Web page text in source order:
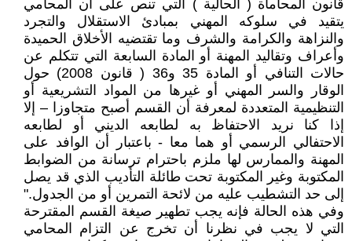
قانون المحاماة ( الحالية ) التي تنص على أن المحامي
يتقيد في سلوكه المهني بمبادئ الاستقلال والتجرد
والنزاهة والكرامة والشرف وما تقتضيه الأخلاق الحميدة
وأعراف وتقاليد المهنة أو المادة السابعة التي تتكلم عن
حالات التنافي أو المادة 35 و36 ( قانون 2008) حول
الوقار والسر المهني أو غيرها من المواد التشريعية أو
التنظيمية المتعددة لمعرفة أن القسم أصبح متجاوزا – إلا
إذا كنا نريد الاحتفاظ به لطابعه الديني أو لطابعه
الاحتفالي الرسمي أو هما معا - باعتبار أن الوافد على
المهنة والممارس لها ملزم باحترام ترسانة من الضوابط
المكتوبة وغير المكتوبة تحت طائلة التأديب الذي قد يصل
إلى حد التشطيب عليه من لائحة التمرين أو من الجدول."
وفي هذه الحالة فإنه يجب تطهير صيغة القسم المقترحة
التي لا يجب في نظرنا أن تخرج عن التزام المحامي